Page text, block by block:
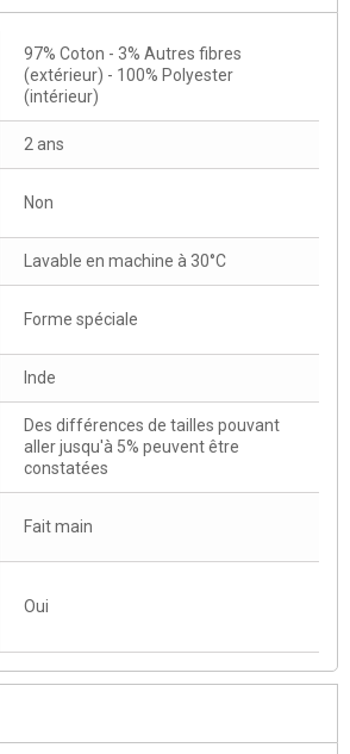
97% Coton - 3% Autres fibres
(extérieur) - 100% Polyester
(intérieur)
2 ans
Non
Lavable en machine à 30°C
Forme spéciale
Inde
Des différences de tailles pouvant
aller jusqu'à 5% peuvent être
constatées
Fait main
Oui